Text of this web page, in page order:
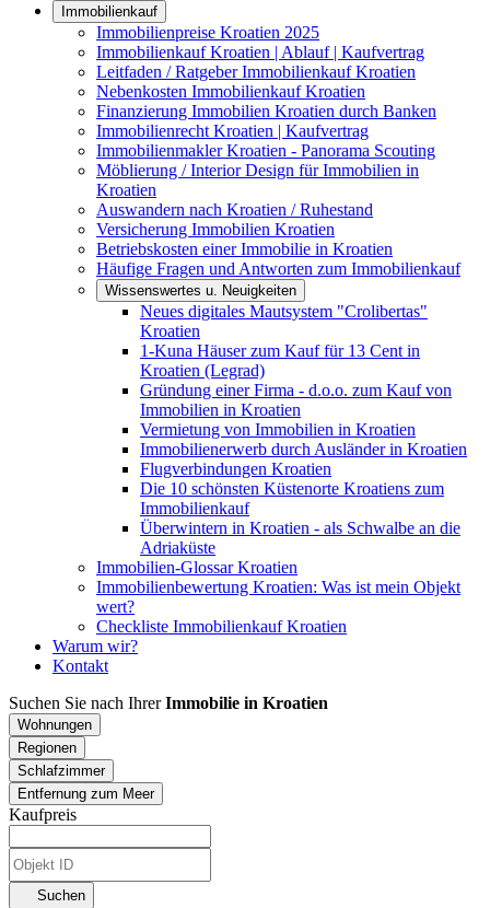
Immobilienkauf
Immobilienpreise Kroatien 2025
Immobilienkauf Kroatien | Ablauf | Kaufvertrag
Leitfaden / Ratgeber Immobilienkauf Kroatien
Nebenkosten Immobilienkauf Kroatien
Finanzierung Immobilien Kroatien durch Banken
Immobilienrecht Kroatien | Kaufvertrag
Immobilienmakler Kroatien - Panorama Scouting
Möblierung / Interior Design für Immobilien in
Kroatien
Auswandern nach Kroatien / Ruhestand
Versicherung Immobilien Kroatien
Betriebskosten einer Immobilie in Kroatien
Häufige Fragen und Antworten zum Immobilienkauf
Wissenswertes u. Neuigkeiten
Neues digitales Mautsystem "Crolibertas"
Kroatien
1-Kuna Häuser zum Kauf für 13 Cent in
Kroatien (Legrad)
Gründung einer Firma - d.o.o. zum Kauf von
Immobilien in Kroatien
Vermietung von Immobilien in Kroatien
Immobilienerwerb durch Ausländer in Kroatien
Flugverbindungen Kroatien
Die 10 schönsten Küstenorte Kroatiens zum
Immobilienkauf
Überwintern in Kroatien - als Schwalbe an die
Adriaküste
Immobilien-Glossar Kroatien
Immobilienbewertung Kroatien: Was ist mein Objekt
wert?
Checkliste Immobilienkauf Kroatien
Warum wir?
Kontakt
Suchen Sie nach IhrerImmobilie in Kroatien
Wohnungen
Regionen
Schlafzimmer
Entfernung zum Meer
Kaufpreis
Suchen